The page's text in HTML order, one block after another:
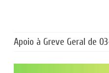
Apoio à Greve Geral de